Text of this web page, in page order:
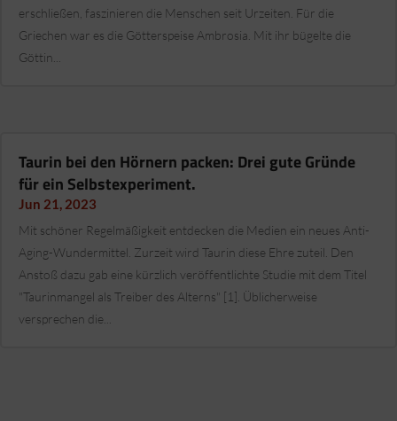
erschließen, faszinieren die Menschen seit Urzeiten. Für die
Griechen war es die Götterspeise Ambrosia. Mit ihr bügelte die
Göttin...
Taurin bei den Hörnern packen: Drei gute Gründe
für ein Selbstexperiment.
Jun 21, 2023
Mit schöner Regelmäßigkeit entdecken die Medien ein neues Anti-
Aging-Wundermittel. Zurzeit wird Taurin diese Ehre zuteil. Den
Anstoß dazu gab eine kürzlich veröffentlichte Studie mit dem Titel
"Taurinmangel als Treiber des Alterns" [1]. Üblicherweise
versprechen die...